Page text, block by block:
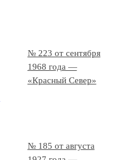
№ 223 от сентября
1968 года —
«Красный Север»
№ 185 от августа